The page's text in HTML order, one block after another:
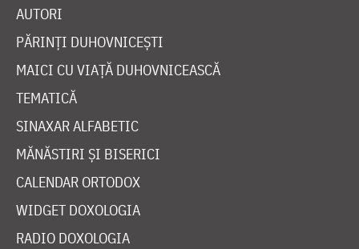
AUTORI
PĂRINȚI DUHOVNICEȘTI
MAICI CU VIAȚĂ DUHOVNICEASCĂ
TEMATICĂ
SINAXAR ALFABETIC
MĂNĂSTIRI ȘI BISERICI
CALENDAR ORTODOX
WIDGET DOXOLOGIA
RADIO DOXOLOGIA